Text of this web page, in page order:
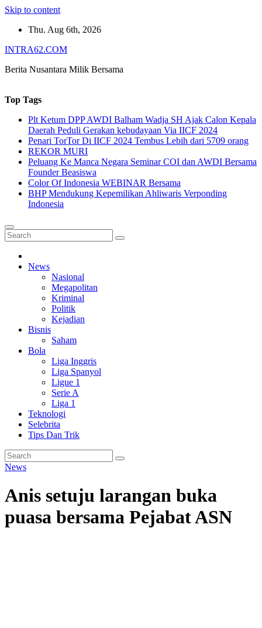
Skip to content
Thu. Aug 6th, 2026
INTRA62.COM
Berita Nusantara Milik Bersama
Top Tags
Plt Ketum DPP AWDI Balham Wadja SH Ajak Calon Kepala
Daerah Peduli Gerakan kebudayaan Via IICF 2024
Penari TorTor Di IICF 2024 Tembus Lebih dari 5709 orang
REKOR MURI
Peluang Ke Manca Negara Seminar COI dan AWDI Bersama
Founder Beasiswa
Color Of Indonesia WEBINAR Bersama
BHP Mendukung Kepemilikan Ahliwaris Verponding
Indonesia
News
Nasional
Megapolitan
Kriminal
Politik
Kejadian
Bisnis
Saham
Bola
Liga Inggris
Liga Spanyol
Ligue 1
Serie A
Liga 1
Teknologi
Selebrita
Tips Dan Trik
News
Anis setuju larangan buka
puasa bersama Pejabat ASN